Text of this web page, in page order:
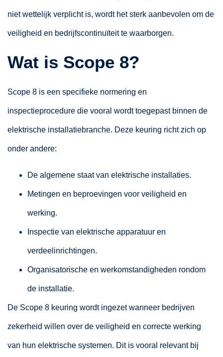
niet wettelijk verplicht is, wordt het sterk aanbevolen om de
veiligheid en bedrijfscontinuïteit te waarborgen.
Wat is Scope 8?
Scope 8 is een specifieke normering en
inspectieprocedure die vooral wordt toegepast binnen de
elektrische installatiebranche. Deze keuring richt zich op
onder andere:
De algemene staat van elektrische installaties.
Metingen en beproevingen voor veiligheid en
werking.
Inspectie van elektrische apparatuur en
verdeelinrichtingen.
Organisatorische en werkomstandigheden rondom
de installatie.
De Scope 8 keuring wordt ingezet wanneer bedrijven
zekerheid willen over de veiligheid en correcte werking
van hun elektrische systemen. Dit is vooral relevant bij